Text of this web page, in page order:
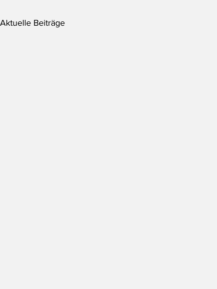
Aktuelle Beiträge